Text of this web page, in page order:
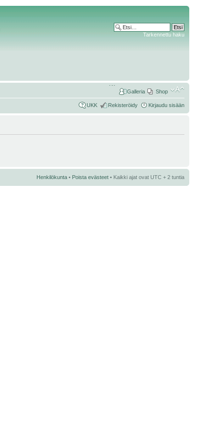
Tarkennettu haku
Shop
Galleria
UKK Rekisteröidy Kirjaudu sisään
Henkilökunta • Poista evästeet • Kaikki ajat ovat UTC + 2 tuntia